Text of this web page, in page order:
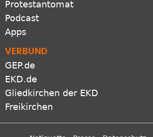
Protestantomat
Podcast
Apps
VERBUND
GEP.de
EKD.de
Gliedkirchen der EKD
Freikirchen